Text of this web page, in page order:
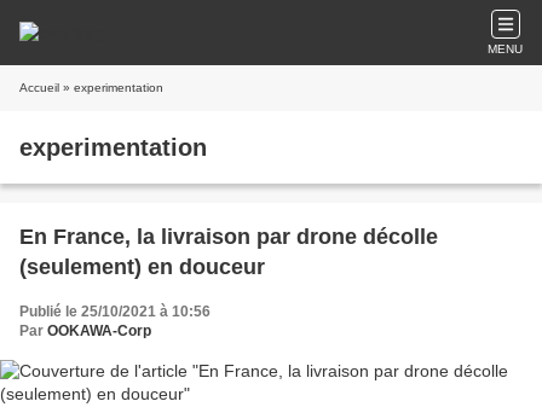
MENU
Accueil » experimentation
experimentation
En France, la livraison par drone décolle
(seulement) en douceur
Publié le 25/10/2021 à 10:56
Par OOKAWA-Corp